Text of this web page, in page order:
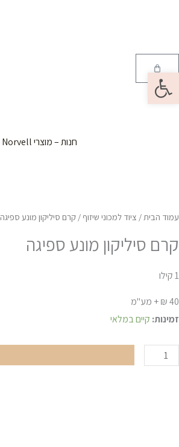
עגלת
קניות
חנות – מוצרי Norvell
עמוד הבית / ציוד למכוני שיזוף / קרם סיליקון מונע ספיגה
קרם סיליקון מונע ספיגה
1 קילו
40 ₪ + מע"מ
זמינות: קיים במלאי
כמות
קרם
פתח סרגל נגישות